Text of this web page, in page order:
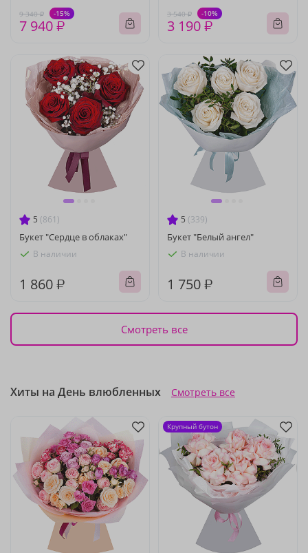
9 340 ₽ -15%
7 940 ₽
3 540 ₽ -10%
3 190 ₽
5 (861)
Букет "Сердце в облаках"
В наличии
1 860 ₽
5 (339)
Букет "Белый ангел"
В наличии
1 750 ₽
Смотреть все
Хиты на День влюбленных Смотреть все
Крупный бутон